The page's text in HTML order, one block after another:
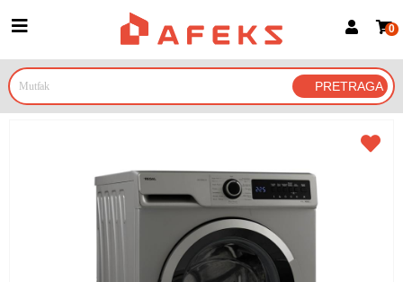
Prijava za članove
Prijavite se Google nalogom
0